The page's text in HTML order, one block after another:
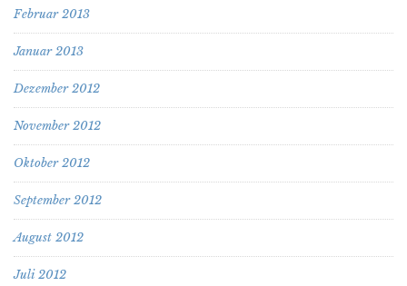
Februar 2013
Januar 2013
Dezember 2012
November 2012
Oktober 2012
September 2012
August 2012
Juli 2012